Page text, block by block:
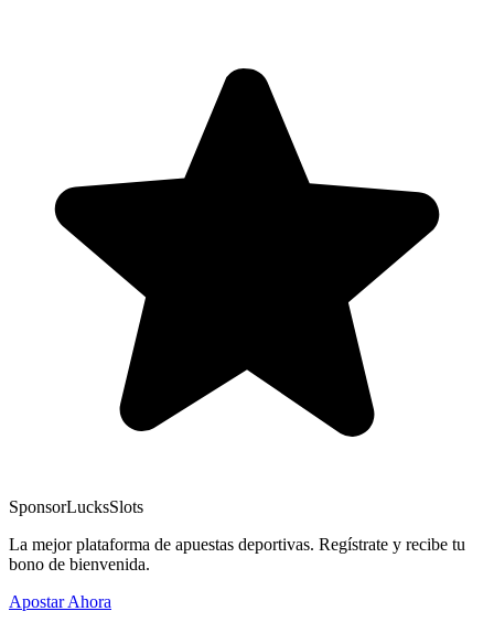
SponsorLucksSlots
La mejor plataforma de apuestas deportivas. Regístrate y recibe tu
bono de bienvenida.
Apostar Ahora